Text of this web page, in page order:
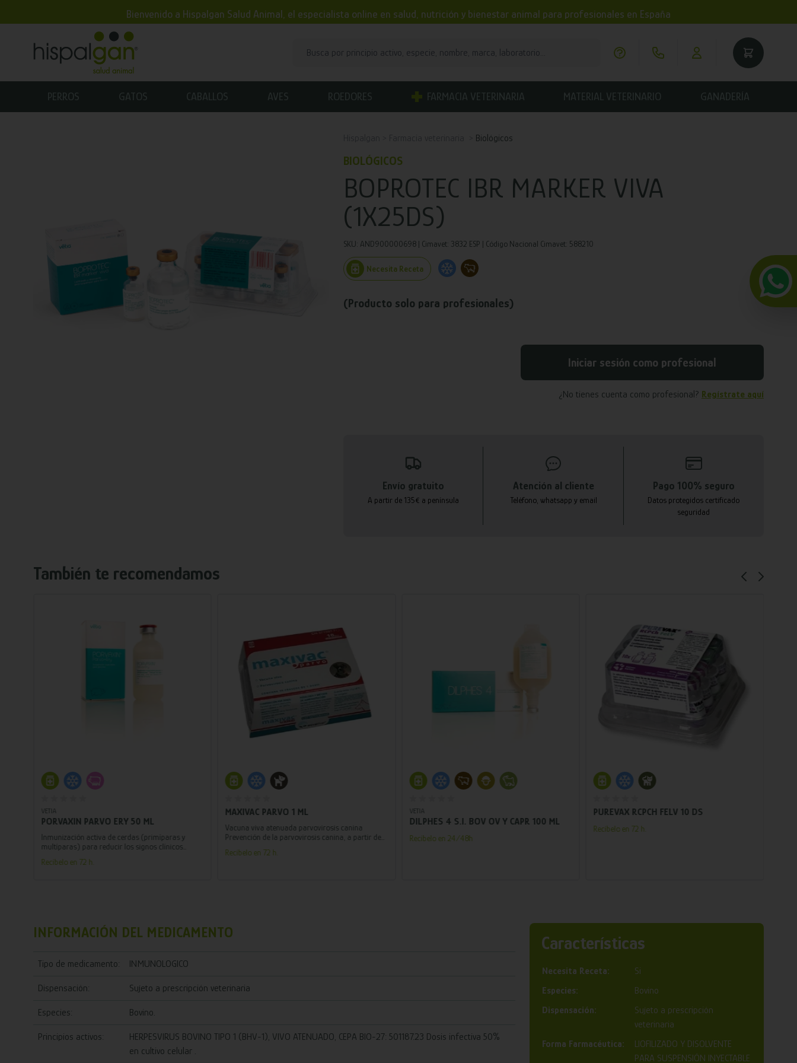
Bienvenido a Hispalgan Salud Animal, el especialista online en salud, nutrición y bienestar animal para profesionales en España
PERROS GATOS CABALLOS AVES ROEDORES FARMACIA VETERINARIA MATERIAL VETERINARIO GANADERÍA
Biológicos
BIOLÓGICOS
BOPROTEC IBR MARKER VIVA
(1X25DS)
SKU: AND900000698 | Cimavet: 3832 ESP | Código Nacional Cimavet: 588210
Necesita Receta
(Producto solo para profesionales)
Iniciar sesión como profesional
¿No tienes cuenta como profesional? Regístrate aquí
Envío gratuito
A partir de 135€ a península
Atención al cliente
Teléfono, whatsapp y email
Pago 100% seguro
Datos protegidos certificado
seguridad
También te recomendamos
Añadir al carrito
VETIA
PORVAXIN PARVO ERY 50 ML
Inmunización activa de cerdas (primíparas y
multíparas) para reducir los signos clínicos
causada por Erysipelothrix rhusiopathiae y para
Recíbelo en 72 h.
Añadir al carrito
MAXIVAC PARVO 1 ML
Vacuna viva atenuada parvovirosis canina
Prevención de la parvovirosis canina, a partir de
Recíbelo en 72 h.
Añadir al carrito
VETIA
DILPHES 4 S.I. BOV OV Y CAPR 100 ML
Recíbelo en 24/48h
Añadir al carrito
PUREVAX RCPCH FELV 10 DS
Recíbelo en 72 h.
INFORMACIÓN DEL MEDICAMENTO
Tipo de medicamento: INMUNOLOGICO
Dispensación: Sujeto a prescripción veterinaria
Especies: Bovino.
Principios activos:
HERPESVIRUS BOVINO TIPO 1 (BHV-1), VIVO ATENUADO, CEPA BIO-27: 501187.23 Dosis infectiva 50%
en cultivo celular .
Características
Necesita Receta:
Si
Especies:
Bovino
Dispensación:
Sujeto a prescripción
veterinaria
Forma Farmacéutica:
LIOFILIZADO Y DISOLVENTE
PARA SUSPENSIÓN INYECTABLE